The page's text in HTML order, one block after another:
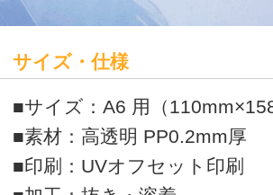
ますのでご容赦ください。
ついては、別途お見積りいたします。
※素材の在庫状況によりご用意できない場
合がございます。ご了承ください。
価格表
単価をクリックするとオプション選択フォ